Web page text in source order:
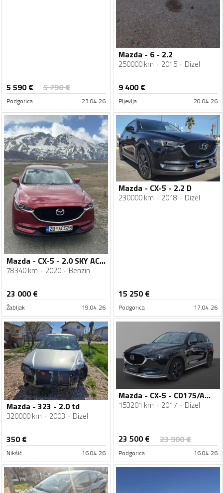
5 590€ 5 790€
Podgorica 23.04.26
Mazda - 6 - 2.2
250000 km 2015 Dizel
9 400€
Pljevlja 20.04.26
Mazda - CX-5 - 2.0 SKY ACTIVE
78340 km 2020 Benzin
23 000€
Žabljak 19.04.26
Mazda - CX-5 - 2.2 D
230000 km 2018 Dizel
15 250€
Podgorica 17.04.26
Mazda - 323 - 2.0 td
320000 km 2003 Dizel
350€
Nikšić 16.04.26
Mazda - CX-5 - CD175/AWD/AT/REVOLUTION TOP
153201 km 2017 Dizel
23 500€ 23 900€
Podgorica 16.04.26